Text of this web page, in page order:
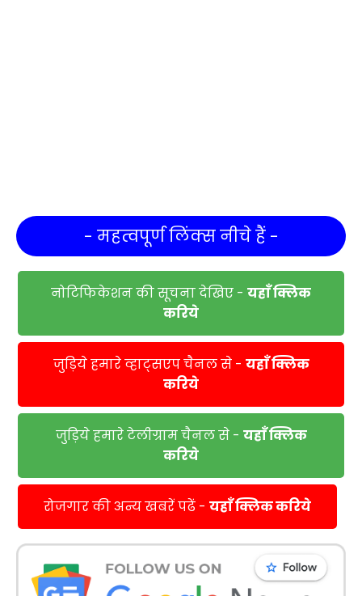
- महत्वपूर्ण लिंक्स नीचे हैं -
नोटिफिकेशन की सूचना देखिए - यहाँ क्लिक
करिये
जुड़िये हमारे व्हाट्सएप चैनल से - यहाँ क्लिक
करिये
जुड़िये हमारे टेलीग्राम चैनल से - यहाँ क्लिक
करिये
रोजगार की अन्य खबरें पढें - यहाँ क्लिक करिये